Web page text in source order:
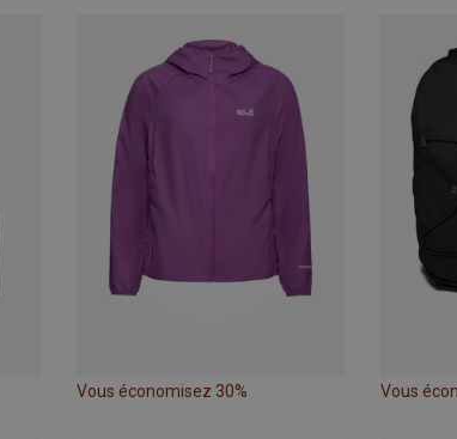
Vous économisez 30% Vous